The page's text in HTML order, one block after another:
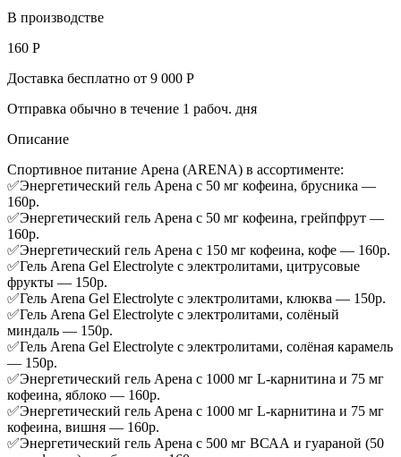
В производстве
160 Р
Доставка бесплатно от 9 000 Р
Отправка обычно в течение 1 рабоч. дня
Описание
Спортивное питание Арена (ARENA) в ассортименте:
✅Энергетический гель Арена с 50 мг кофеина, брусника —
160р.
✅Энергетический гель Арена с 50 мг кофеина, грейпфрут —
160р.
✅Энергетический гель Арена с 150 мг кофеина, кофе — 160р.
✅Гель Arena Gel Electrolyte с электролитами, цитрусовые
фрукты — 150р.
✅Гель Arena Gel Electrolyte с электролитами, клюква — 150р.
✅Гель Arena Gel Electrolyte с электролитами, солёный
миндаль — 150р.
✅Гель Arena Gel Electrolyte с электролитами, солёная карамель
— 150р.
✅Энергетический гель Арена с 1000 мг L-карнитина и 75 мг
кофеина, яблоко — 160р.
✅Энергетический гель Арена с 1000 мг L-карнитина и 75 мг
кофеина, вишня — 160р.
✅Энергетический гель Арена с 500 мг ВСАА и гуараной (50